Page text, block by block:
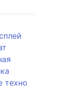
техно